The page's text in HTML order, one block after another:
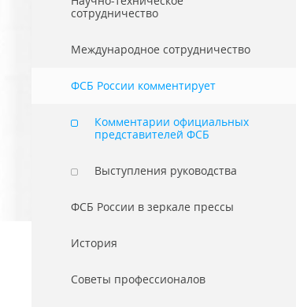
сотрудничество
Международное сотрудничество
ФСБ России комментирует
Комментарии официальных
представителей ФСБ
Выступления руководства
ФСБ России в зеркале прессы
История
Советы профессионалов